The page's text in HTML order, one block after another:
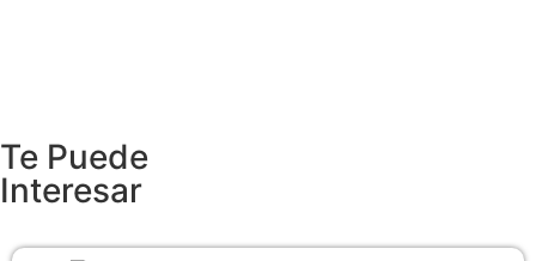
Te Puede
Interesar